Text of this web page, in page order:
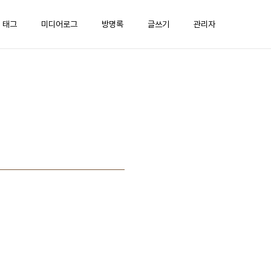
태그 미디어로그 방명록 글쓰기 관리자